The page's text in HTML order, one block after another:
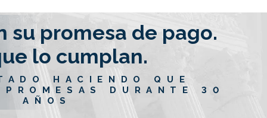
su promesa de pago.
lo cumplan.
HACIENDO QUE
DURANTE 30
AÑOS